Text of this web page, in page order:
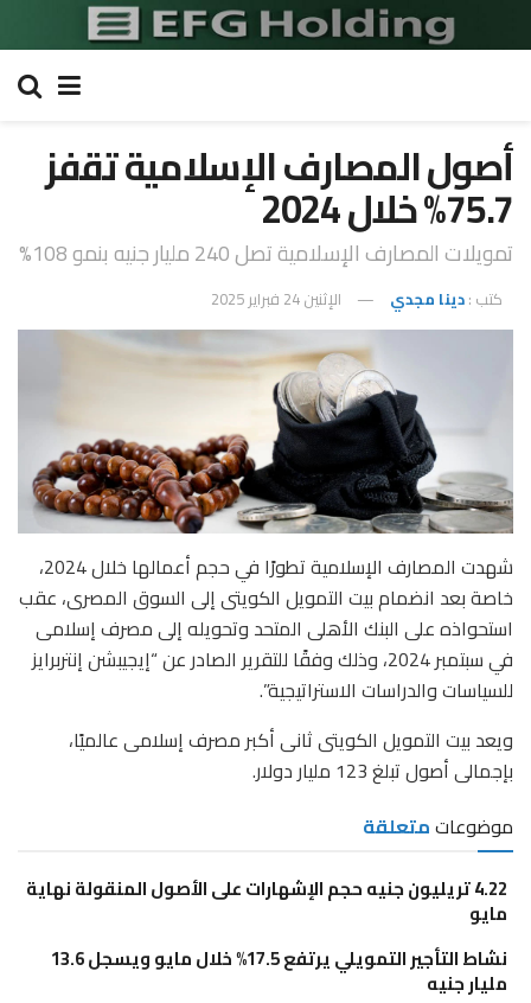
أصول المصارف الإسلامية تقفز
75.7% خلال 2024
تمويلات المصارف الإسلامية تصل 240 مليار جنيه بنمو 108%
كتب :دينا مجدي الإثنين 24 فبراير 2025
شهدت المصارف الإسلامية تطورًا في حجم أعمالها خلال 2024،
خاصة بعد انضمام بيت التمويل الكويتى إلى السوق المصرى، عقب
استحواذه على البنك الأهلى المتحد وتحويله إلى مصرف إسلامى
في سبتمبر 2024، وذلك وفقًا للتقرير الصادر عن “إيجيبشن إنتربرايز
للسياسات والدراسات الاستراتيجية”.
ويعد بيت التمويل الكويتى ثانى أكبر مصرف إسلامى عالميًا،
بإجمالى أصول تبلغ 123 مليار دولار.
موضوعاتمتعلقة
4.22 تريليون جنيه حجم الإشهارات على الأصول المنقولة نهاية
مايو
نشاط التأجير التمويلي يرتفع 17.5% خلال مايو ويسجل 13.6
مليار جنيه